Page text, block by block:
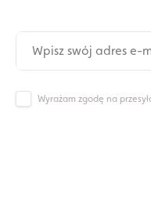
Wyrażam zgodę na